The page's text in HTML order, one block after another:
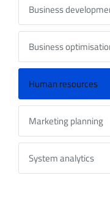
Business
Business
Human resources
Marketing planning
System analytics